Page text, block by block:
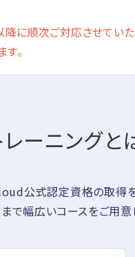
に順次ご対応させていた
。
ーニングと
公式認定資格の取得
幅広いコースをご用意